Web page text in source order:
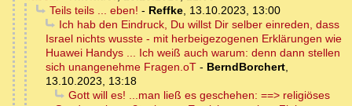
Teils teils ... eben! - Reffke, 13.10.2023, 13:00
Ich hab den Eindruck, Du willst Dir selber einreden, dass
Israel nichts wusste - mit herbeigezogenen Erklärungen wie
Huawei Handys ... Ich weiß auch warum: denn dann stellen
sich unangenehme Fragen.oT - BerndBorchert,
13.10.2023, 13:18
Gott will es! ...man ließ es geschehen: ==> religiöses